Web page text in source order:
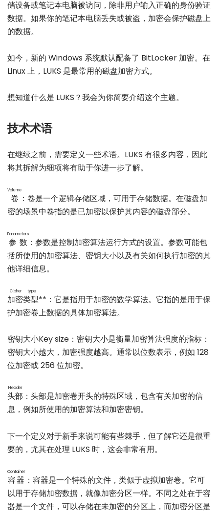
储设备或笔记本电脑被访问，除非用户输入正确的身份验证
数据。如果你的笔记本电脑丢失或被盗，加密会保护磁盘上
的数据。
如今，新的 Windows 系统默认配备了 BitLocker 加密。在
Linux 上，LUKS 是最常用的磁盘加密方式。
想知道什么是 LUKS？我会为你简要介绍这个主题。
技术术语
在继续之前，需要定义一些术语。LUKS 有很多内容，因此
将其拆解为细项将有助于你进一步了解。
卷
Volume
：卷是一个逻辑存储区域，可用于存储数据。在磁盘加
密的场景中卷指的是已加密以保护其内容的磁盘部分。
参数
Parameters
：参数是控制加密算法运行方式的设置。参数可能包
括所使用的加密算法、密钥大小以及有关如何执行加密的其
他详细信息。
加密类型
Cipher type
**：它是指用于加密的数学算法。它指的是用于保
护加密卷上数据的具体加密算法。
密钥大小Key size：密钥大小是衡量加密算法强度的指标：
密钥大小越大，加密强度越高。通常以位数表示，例如 128
位加密或 256 位加密。
头部
Header
：头部是加密卷开头的特殊区域，包含有关加密的信
息，例如所使用的加密算法和加密密钥。
下一个定义对于新手来说可能有些棘手，但了解它还是很重
要的，尤其在处理 LUKS 时，这会非常有用。
容器
Container
：容器是一个特殊的文件，类似于虚拟加密卷。它可
以用于存储加密数据，就像加密分区一样。不同之处在于容
器是一个文件，可以存储在未加密的分区上，而加密分区是